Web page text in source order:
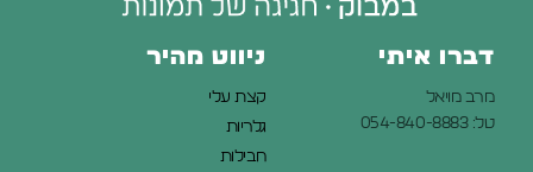
דברו איתי
מרב מויאל
טל: 054-840-8883
ניווט מהיר
קצת עלי
גלריות
חבילות